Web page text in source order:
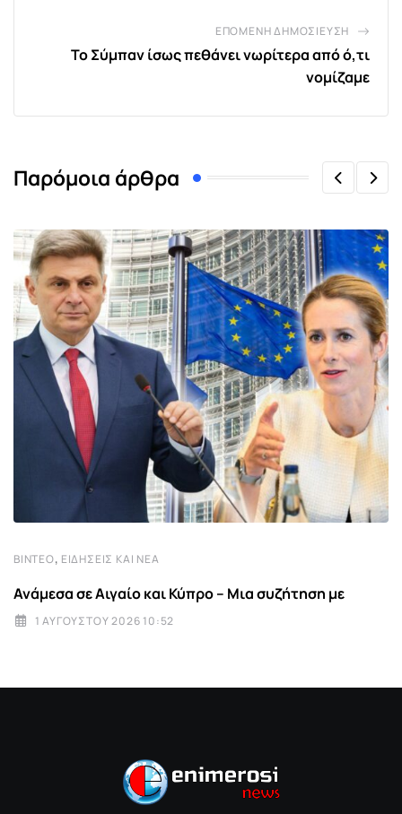
ΕΠΌΜΕΝΗ ΔΗΜΟΣΊΕΥΣΗ
Το Σύμπαν ίσως πεθάνει νωρίτερα από ό,τι
νομίζαμε
Παρόμοια άρθρα
ΒΊΝΤΕΟ, ΕΙΔΉΣΕΙΣ ΚΑΙ ΝΈΑ
Ανάμεσα σε Αιγαίο και Κύπρο – Μια συζήτηση με
1 ΑΥΓΟΎΣΤΟΥ 2026 10:52